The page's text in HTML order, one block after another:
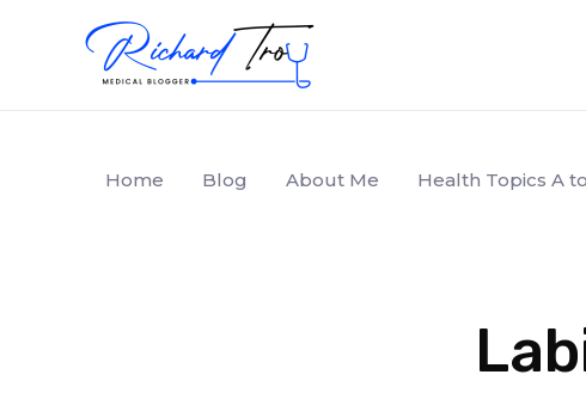
Home Blog About Me Health Topics A